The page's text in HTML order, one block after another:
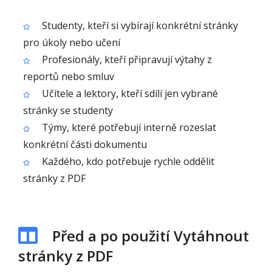
Studenty, kteří si vybírají konkrétní stránky
pro úkoly nebo učení
Profesionály, kteří připravují výtahy z
reportů nebo smluv
Učitele a lektory, kteří sdílí jen vybrané
stránky se studenty
Týmy, které potřebují interně rozeslat
konkrétní části dokumentu
Každého, kdo potřebuje rychle oddělit
stránky z PDF
Před a po použití Vytáhnout
stránky z PDF